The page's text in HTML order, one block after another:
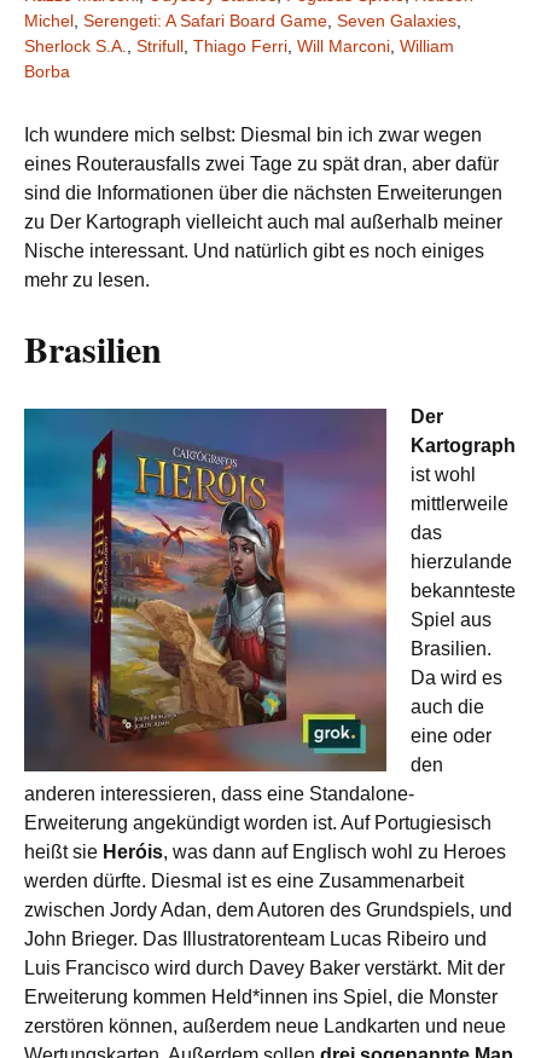
Michel Serengeti: A Safari Board Game Seven Galaxies
Sherlock S.A.
Strifull Thiago Ferri Will Marconi William
Borba
Ich wundere mich selbst: Diesmal bin ich zwar wegen
eines Routerausfalls zwei Tage zu spät dran, aber dafür
sind die Informationen über die nächsten Erweiterungen
zu Der Kartograph vielleicht auch mal außerhalb meiner
Nische interessant. Und natürlich gibt es noch einiges
mehr zu lesen.
Brasilien
Der
Kartograph
ist wohl
mittlerweile
das
hierzulande
bekannteste
Spiel aus
Brasilien.
Da wird es
auch die
eine oder
den
anderen interessieren, dass eine Standalone-
Erweiterung angekündigt worden ist. Auf Portugiesisch
heißt sie Heróis, was dann auf Englisch wohl zu Heroes
werden dürfte. Diesmal ist es eine Zusammenarbeit
zwischen Jordy Adan, dem Autoren des Grundspiels, und
John Brieger. Das Illustratorenteam Lucas Ribeiro und
Luis Francisco wird durch Davey Baker verstärkt. Mit der
Erweiterung kommen Held*innen ins Spiel, die Monster
zerstören können, außerdem neue Landkarten und neue